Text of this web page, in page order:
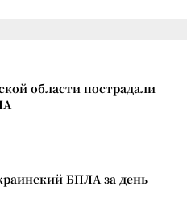
области пострадали
БПЛА за день